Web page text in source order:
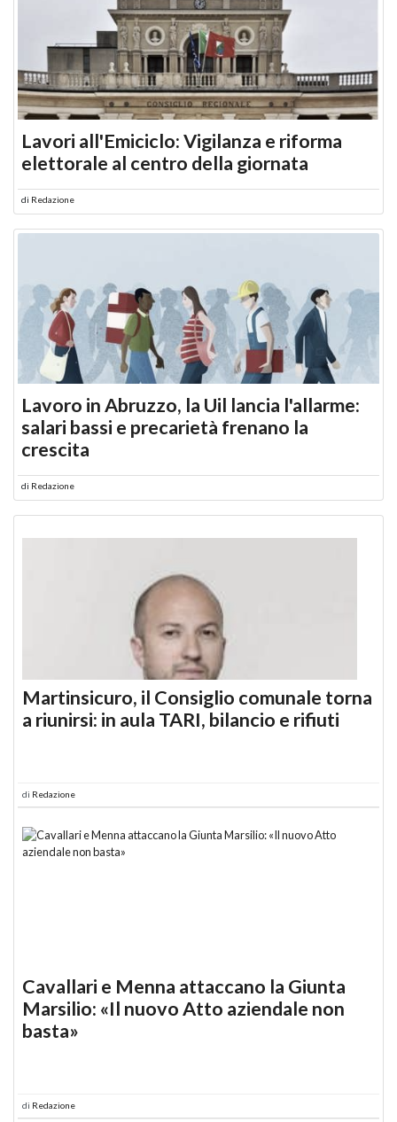
Lavori all'Emiciclo: Vigilanza e riforma
elettorale al centro della giornata
di Redazione
Lavoro in Abruzzo, la Uil lancia l'allarme:
salari bassi e precarietà frenano la
crescita
di Redazione
Martinsicuro, il Consiglio comunale torna
a riunirsi: in aula TARI, bilancio e rifiuti
di Redazione
Cavallari e Menna attaccano la Giunta
Marsilio: «Il nuovo Atto aziendale non
basta»
di Redazione